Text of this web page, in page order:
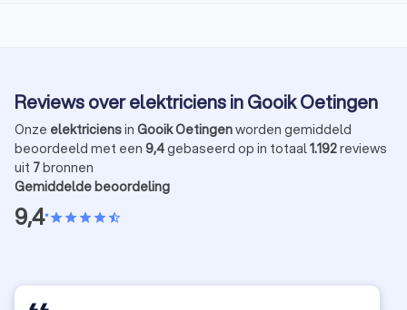
Reviews over elektriciens in Gooik Oetingen
Onze elektriciensin Gooik Oetingenworden gemiddeld
beoordeeld met een 9,4gebaseerd op in totaal1.192reviews
uit 7bronnen
Gemiddelde beoordeling
9,4•starstarstarstarstar_half